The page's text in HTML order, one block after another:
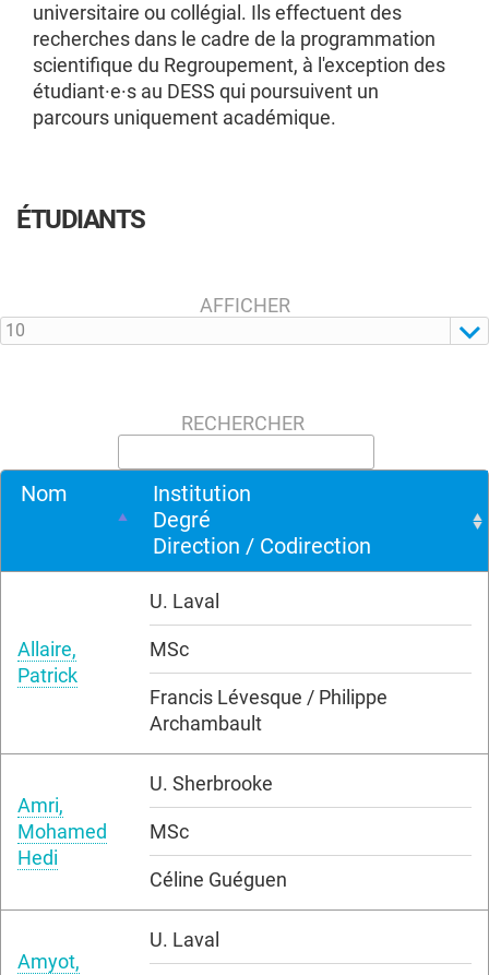
universitaire ou collégial. Ils effectuent des
recherches dans le cadre de la programmation
scientifique du Regroupement, à l'exception des
étudiant·e·s au DESS qui poursuivent un
parcours uniquement académique.
ÉTUDIANTS
AFFICHER
RECHERCHER
Nom
Institution
Degré
Direction / Codirection
Allaire,
Patrick
U. Laval
MSc
Francis Lévesque / Philippe
Archambault
Amri,
Mohamed
Hedi
U. Sherbrooke
MSc
Céline Guéguen
Amyot,
U. Laval